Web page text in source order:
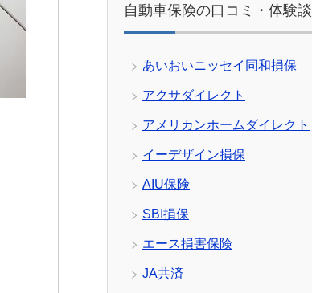
自動車保険の口コミ・体験談
あいおいニッセイ同和損保
アクサダイレクト
アメリカンホームダイレクト
イーデザイン損保
AIU保険
SBI損保
エース損害保険
JA共済